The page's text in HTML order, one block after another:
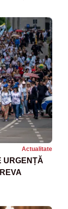
Actualitate
URGENȚĂ